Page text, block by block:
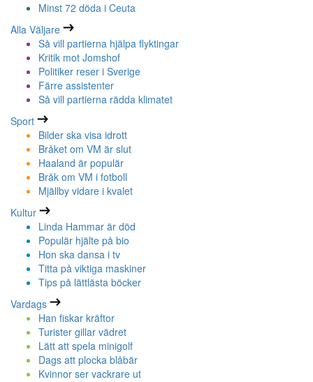
Minst 72 döda i Ceuta
Alla Väljare
Så vill partierna hjälpa flyktingar
Kritik mot Jomshof
Politiker reser i Sverige
Färre assistenter
Så vill partierna rädda klimatet
Sport
Bilder ska visa idrott
Bråket om VM är slut
Haaland är populär
Bråk om VM i fotboll
Mjällby vidare i kvalet
Kultur
Linda Hammar är död
Populär hjälte på bio
Hon ska dansa i tv
Titta på viktiga maskiner
Tips på lättlästa böcker
Vardags
Han fiskar kräftor
Turister gillar vädret
Lätt att spela minigolf
Dags att plocka blåbär
Kvinnor ser vackrare ut